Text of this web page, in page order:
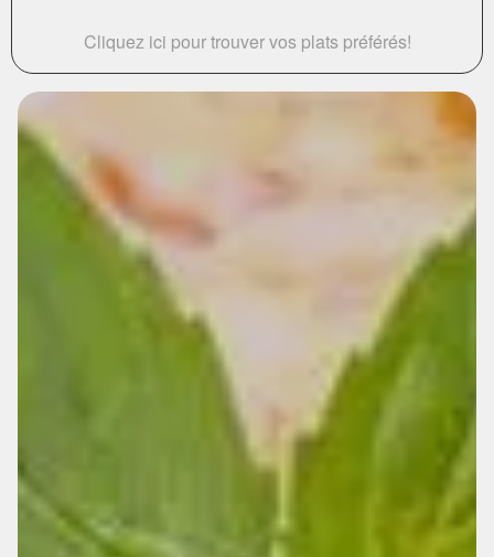
Cliquez ici pour trouver vos plats préférés!